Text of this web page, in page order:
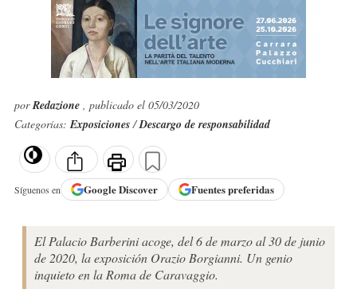
porRedazione , publicado el 05/03/2020
Categorías:Exposiciones/Descargo de responsabilidad
Síguenos en GoogleDiscover Fuentes preferidas
El Palacio Barberini acoge, del 6 de marzo al 30 de junio
de 2020, la exposición Orazio Borgianni. Un genio
inquieto en la Roma de Caravaggio.